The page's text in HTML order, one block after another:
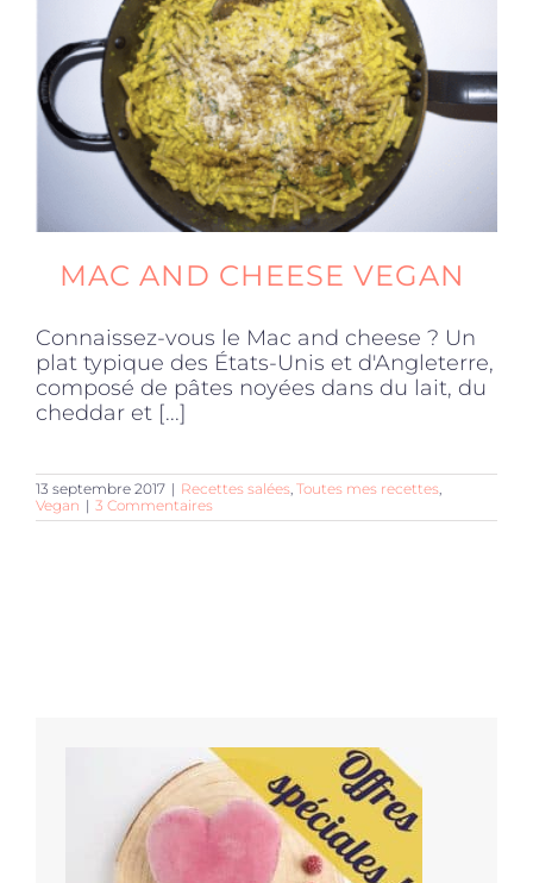
Produits sains
Click and collect
Traiteur
Accessoires
MAC AND CHEESE VEGAN
Connaissez-vous le Mac and cheese ? Un
plat typique des États-Unis et d'Angleterre,
composé de pâtes noyées dans du lait, du
cheddar et [...]
13 septembre 2017 | Recettes salées Toutes mes recettes
Vegan | 3 Commentaires